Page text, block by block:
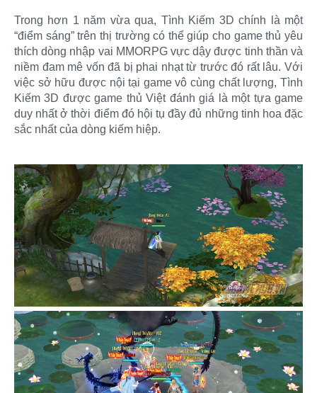
Trong hơn 1 năm vừa qua, Tình Kiếm 3D chính là một
“điểm sáng” trên thị trường có thể giúp cho game thủ yêu
thích dòng nhập vai MMORPG vực dậy được tinh thần và
niềm đam mê vốn đã bị phai nhạt từ trước đó rất lâu. Với
việc sở hữu được nội tại game vô cùng chất lượng, Tình
Kiếm 3D được game thủ Việt đánh giá là một tựa game
duy nhất ở thời điểm đó hội tụ đầy đủ những tinh hoa đặc
sắc nhất của dòng kiếm hiệp.​